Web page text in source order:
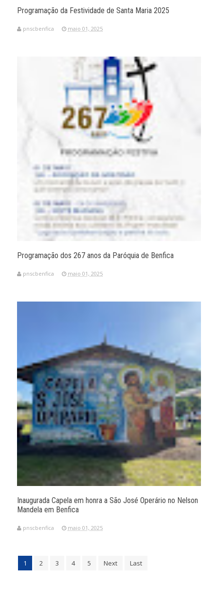
Programação da Festividade de Santa Maria 2025
pnscbenfica maio 01, 2025
Programação dos 267 anos da Paróquia de Benfica
pnscbenfica maio 01, 2025
Inaugurada Capela em honra a São José Operário no Nelson
Mandela em Benfica
pnscbenfica maio 01, 2025
1 2 3 4 5 Next Last